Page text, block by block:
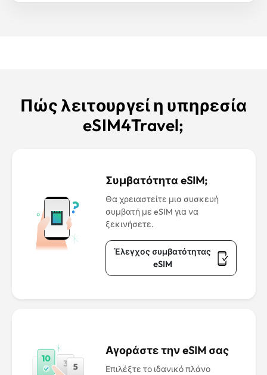
Πώς λειτουργεί η υπηρεσία
eSIM4Travel;
Συμβατότητα eSIM;
Θα χρειαστείτε μια συσκευή
συμβατή με eSIM για να
ξεκινήσετε.
Έλεγχος συμβατότητας
eSIM
Αγοράστε την eSIM σας
Επιλέξτε το ιδανικό πλάνο